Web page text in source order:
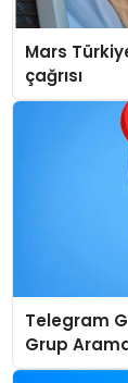
Mars
çağrısı
Telegram
Grup